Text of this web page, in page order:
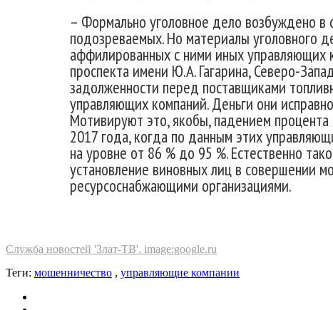
– Формально уголовное дело возбуждено в
подозреваемых. Но материалы
аффилированных с ними иных управляющих
проспекта имени Ю.А. Гагарина, Северо-
задолженности перед поставщиками
управляющих компаний. Деньги они
Мотивируют это, якобы, падением
2017 года, когда по данным этих
на уровне от 86 % до 95 %. Естественно
установление виновных лиц в совершении
ресурсоснабжающими организациями.
Служба новостей 'Злат-ТВ'. image:google.ru
Теги: мошенничество , управляющие компании